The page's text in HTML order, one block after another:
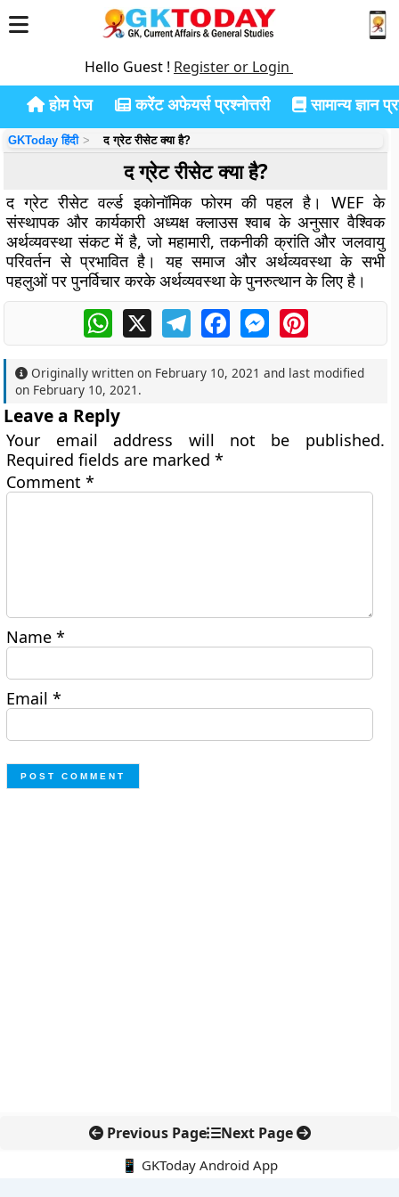
Hello Guest ! Register or Login
होम पेज करेंट अफेयर्स प्रश्नोत्तरी सामान्य ज्ञान
GKToday हिंदी द ग्रेट रीसेट क्या है?
द ग्रेट रीसेट क्या है?
द ग्रेट रीसेट वर्ल्ड इकोनॉमिक फोरम की पहल है। WEF के
संस्थापक और कार्यकारी अध्यक्ष क्लाउस श्वाब के अनुसार वैश्विक
अर्थव्यवस्था संकट में है, जो महामारी, तकनीकी क्रांति और जलवायु
परिवर्तन से प्रभावित है। यह समाज और अर्थव्यवस्था के सभी
पहलुओं पर पुनर्विचार करके अर्थव्यवस्था के पुनरुत्थान के लिए है।
WhatsApp
X TelegramFacebookMessengerPinterest
Originally written on February 10, 2021 and last modified
on February 10, 2021 .
Leave a Reply
Your email address will not be published.
Required fields are marked*
Comment*
Name*
Email*
Previous Page Next Page
📱 GKToday Android App